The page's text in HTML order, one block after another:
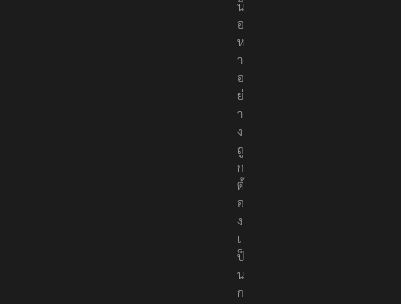
อ
เ
นื้
อ
ห
า
อ
ย่
า
ง
ถู
ก
ต้
อ
ง
เ
ป็